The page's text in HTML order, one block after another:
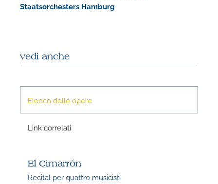
Staatsorchesters Hamburg
vedi anche
Elenco delle opere
Link correlati
El Cimarrón
Recital per quattro musicisti